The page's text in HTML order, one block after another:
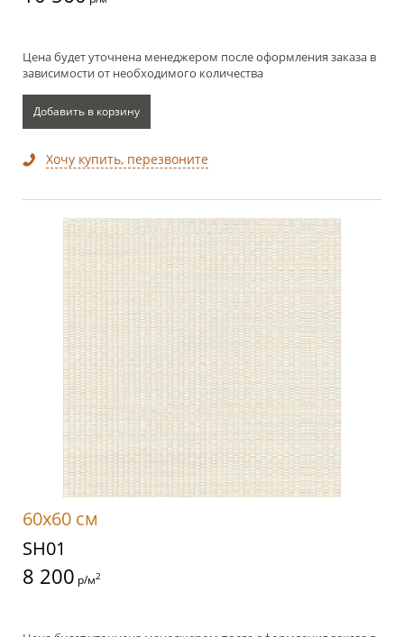
Цена будет уточнена менеджером после оформления заказа в
зависимости от необходимого количества
Добавить в корзину
Хочу купить, перезвоните
60x60 см
SH01
8 200 р/м2